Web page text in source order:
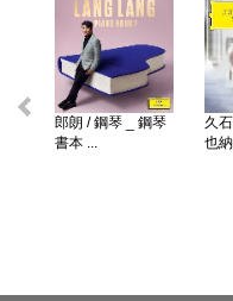
郎朗 / 鋼琴 _ 鋼琴
書本 ...
久
也